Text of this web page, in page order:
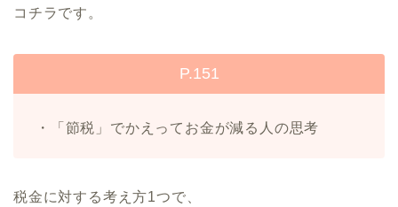
コチラです。
P.151
・「節税」でかえってお金が減る人の思考
税金に対する考え方1つで、